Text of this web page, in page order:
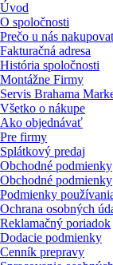
Úvod
O spoločnosti
Prečo u nás
Fakturačná adresa
História spoločnosti
Montážne Firmy
Servis Brahama
Všetko o nákupe
Ako objednávať
Pre firmy
Splátkový predaj
Obchodné podmienky
Obchodné podmienky
Podmienky
Ochrana osobných
Reklamačný poriadok
Dodacie podmienky
Cenník prepravy